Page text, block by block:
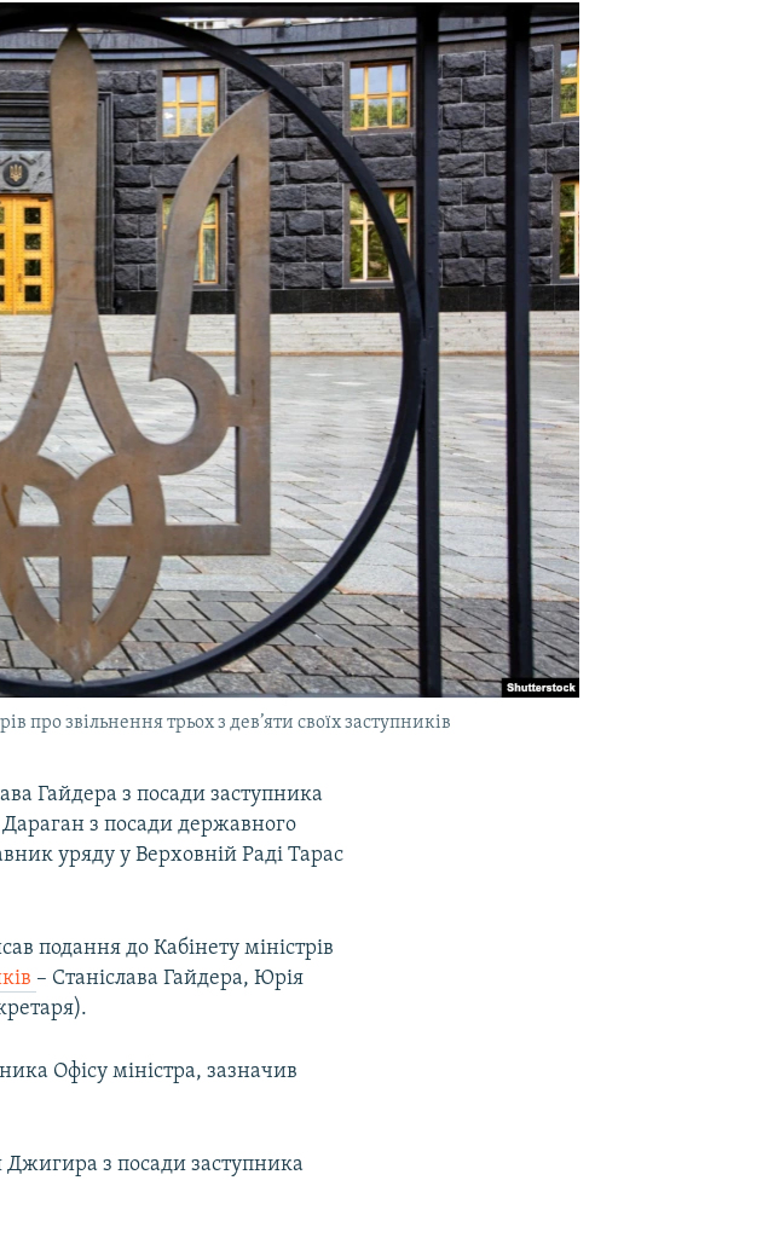
про звільнення трьох з дев’яти своїх заступників
Гайдера з посади заступника
з посади державного
уряду у Верховній Раді Тарас
подання до Кабінету міністрів
– Станіслава Гайдера, Юрія
Офісу міністра, зазначив
з посади заступника